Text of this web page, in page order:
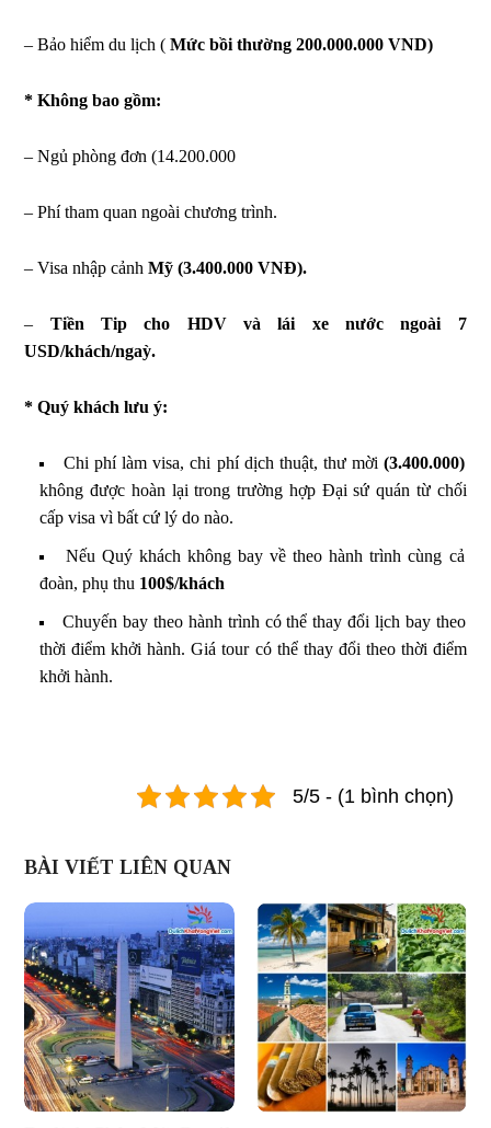
– Bảo hiểm du lịch ( Mức bồi thường 200.000.000 VND)
* Không bao gồm:
– Ngủ phòng đơn (14.200.000
– Phí tham quan ngoài chương trình.
– Visa nhập cảnh Mỹ (3.400.000 VNĐ).
– Tiền Tip cho HDV và lái xe nước ngoài
7
USD/khách/ngaỳ.
* Quý khách lưu ý:
Chi phí làm visa, chi phí dịch thuật, thư mời(3.400.000)
không được hoàn lại trong trường hợp Đại sứ quán từ chối
cấp visa vì bất cứ lý do nào.
Nếu Quý khách không bay về theo hành trình cùng cả
đoàn, phụ thu 100$/khách
Chuyến bay theo hành trình có thể thay đổi lịch bay theo
thời điểm khởi hành. Giá tour có thể thay đổi theo thời điểm
khởi hành.
5/5 - (1 bình chọn)
BÀI VIẾT LIÊN QUAN